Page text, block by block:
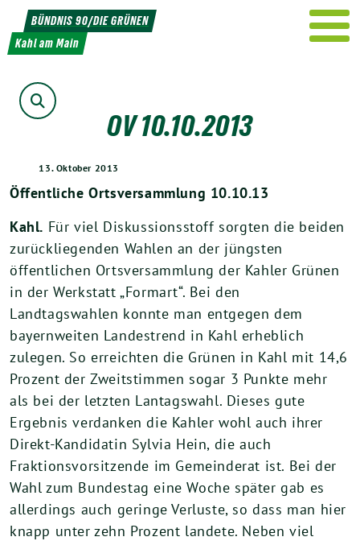
Weiter
zum
Inhalt
BÜNDNIS 90/DIE GRÜNEN
Kahl am Main
Suche
OV 10.10.2013
13. Oktober 2013
Öffentliche Ortsversammlung 10.10.13
Kahl. Für viel Diskussionsstoff sorgten die beiden
zurückliegenden Wahlen an der jüngsten
öffentlichen Ortsversammlung der Kahler Grünen
in der Werkstatt „Formart“. Bei den
Landtagswahlen konnte man entgegen dem
bayernweiten Landestrend in Kahl erheblich
zulegen. So erreichten die Grünen in Kahl mit 14,6
Prozent der Zweitstimmen sogar 3 Punkte mehr
als bei der letzten Lantagswahl. Dieses gute
Ergebnis verdanken die Kahler wohl auch ihrer
Direkt-Kandidatin Sylvia Hein, die auch
Fraktionsvorsitzende im Gemeinderat ist. Bei der
Wahl zum Bundestag eine Woche später gab es
allerdings auch geringe Verluste, so dass man hier
knapp unter zehn Prozent landete. Neben viel